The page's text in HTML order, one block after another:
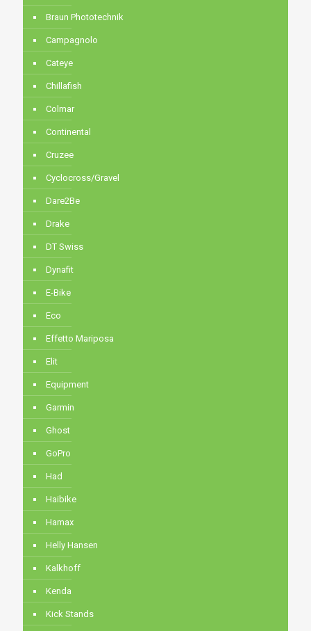
Braun Phototechnik
Campagnolo
Cateye
Chillafish
Colmar
Continental
Cruzee
Cyclocross/Gravel
Dare2Be
Drake
DT Swiss
Dynafit
E-Bike
Eco
Effetto Mariposa
Elit
Equipment
Garmin
Ghost
GoPro
Had
Haibike
Hamax
Helly Hansen
Kalkhoff
Kenda
Kick Stands